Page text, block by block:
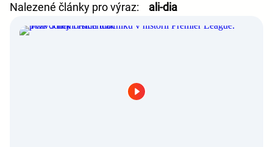
Nalezené články pro výraz: ali-dia